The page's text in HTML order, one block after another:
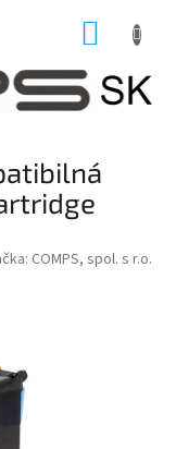
COMPS, spol. s r.o.